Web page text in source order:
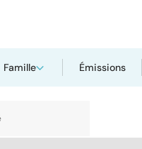
Famille Émissions